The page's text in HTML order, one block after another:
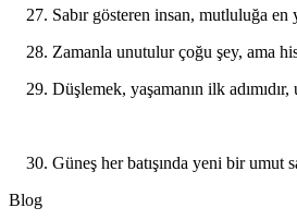
Sabır gösteren insan, mutluluğa en
Zamanla unutulur çoğu şey, ama
Düşlemek, yaşamanın ilk
Güneş her batışında yeni bir umut
Blog